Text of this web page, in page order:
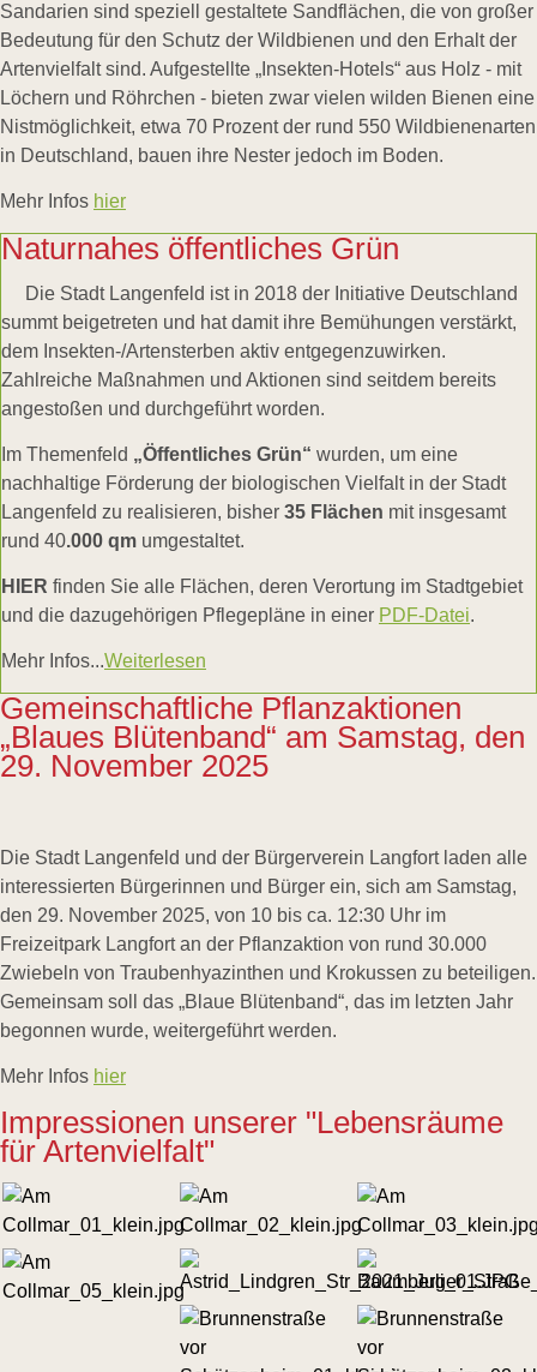
Sandarien sind speziell gestaltete Sandflächen, die von großer
Bedeutung für den Schutz der Wildbienen und den Erhalt der
Artenvielfalt sind. Aufgestellte „Insekten-Hotels“ aus Holz - mit
Löchern und Röhrchen - bieten zwar vielen wilden Bienen eine
Nistmöglichkeit, etwa 70 Prozent der rund 550 Wildbienenarten
in Deutschland, bauen ihre Nester jedoch im Boden.
Mehr Infos hier
Naturnahes öffentliches Grün
Die Stadt Langenfeld ist in 2018 der Initiative Deutschland
summt beigetreten und hat damit ihre Bemühungen verstärkt,
dem Insekten-/Artensterben aktiv entgegenzuwirken.
Zahlreiche Maßnahmen und Aktionen sind seitdem bereits
angestoßen und durchgeführt worden.
Im Themenfeld „Öffentliches Grün“ wurden, um eine
nachhaltige Förderung der biologischen Vielfalt in der Stadt
Langenfeld zu realisieren, bisher 35 Flächen mit insgesamt
rund 40.000 qm umgestaltet.
HIER finden Sie alle Flächen, deren Verortung im Stadtgebiet
und die dazugehörigen Pflegepläne in einer PDF-Datei.
Mehr Infos...Weiterlesen
Gemeinschaftliche Pflanzaktionen
„Blaues Blütenband“ am Samstag, den
29. November 2025
Die Stadt Langenfeld und der Bürgerverein Langfort laden alle
interessierten Bürgerinnen und Bürger ein, sich am Samstag,
den 29. November 2025, von 10 bis ca. 12:30 Uhr im
Freizeitpark Langfort an der Pflanzaktion von rund 30.000
Zwiebeln von Traubenhyazinthen und Krokussen zu beteiligen.
Gemeinsam soll das „Blaue Blütenband“, das im letzten Jahr
begonnen wurde, weitergeführt werden.
Mehr Infos hier
Impressionen unserer "Lebensräume
für Artenvielfalt"